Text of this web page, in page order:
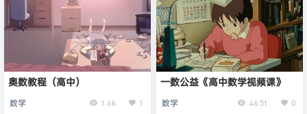
奥数教程（高中）
数学 1.6k 1
一数公益《高中数学视频课》
数学 46.5t 0